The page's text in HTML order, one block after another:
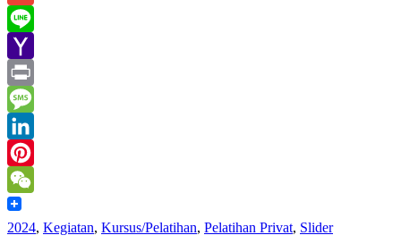
Gmail
Line
Yahoo
Mail
Print
Message
LinkedIn
Pinterest
WeChat
2024, Kegiatan, Kursus/Pelatihan, Pelatihan Privat, Slider